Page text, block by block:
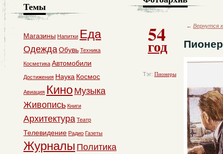
54
год
Тэг: Пионеры
← Вернутся
Темы
Магазины Напитки Еда
ОдеждаОбувь Техника
Косметика Автомобили
Достижения Наука Космос
Авиация Кино Музыка
Живопись Книги
Архитектура Театр
Телевидение Радио Газеты
Журналы Политика